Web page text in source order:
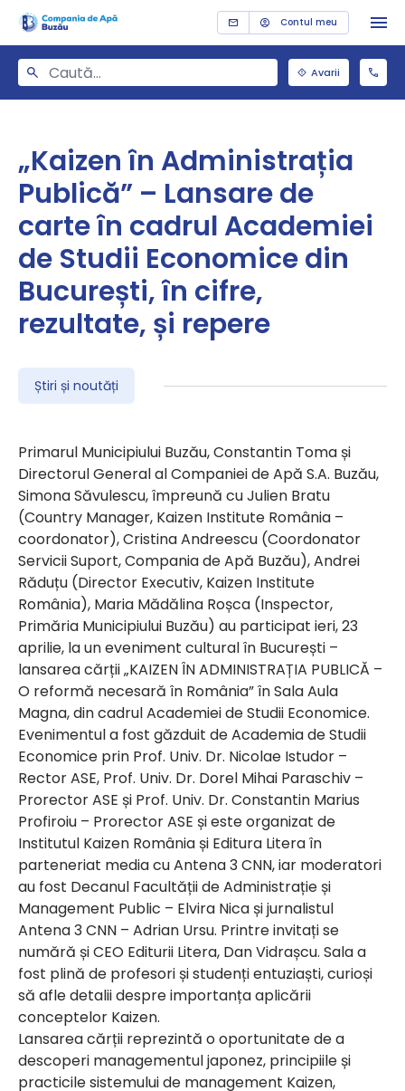
Contul meu
Avarii
„Kaizen în Administrația
Publică” – Lansare de
carte în cadrul Academiei
de Studii Economice din
București, în cifre,
rezultate, și repere
Știri și noutăți
Primarul Municipiului Buzău, Constantin Toma și
Directorul General al Companiei de Apă S.A. Buzău,
Simona Săvulescu, împreună cu Julien Bratu
(Country Manager, Kaizen Institute România –
coordonator), Cristina Andreescu (Coordonator
Servicii Suport, Compania de Apă Buzău), Andrei
Răduțu (Director Executiv, Kaizen Institute
România), Maria Mădălina Roșca (Inspector,
Primăria Municipiului Buzău) au participat ieri, 23
aprilie, la un eveniment cultural în București –
lansarea cărții „KAIZEN ÎN ADMINISTRAȚIA PUBLICĂ –
O reformă necesară în România” în Sala Aula
Magna, din cadrul Academiei de Studii Economice.
Evenimentul a fost găzduit de Academia de Studii
Economice prin Prof. Univ. Dr. Nicolae Istudor –
Rector ASE, Prof. Univ. Dr. Dorel Mihai Paraschiv –
Prorector ASE și Prof. Univ. Dr. Constantin Marius
Profiroiu – Prorector ASE și este organizat de
Institutul Kaizen România și Editura Litera în
parteneriat media cu Antena 3 CNN, iar moderatori
au fost Decanul Facultății de Administrație și
Management Public – Elvira Nica și jurnalistul
Antena 3 CNN – Adrian Ursu. Printre invitați se
numără și CEO Editurii Litera, Dan Vidrașcu. Sala a
fost plină de profesori și studenți entuziaști, curioși
să afle detalii despre importanța aplicării
conceptelor Kaizen.
Lansarea cărții reprezintă o oportunitate de a
descoperi managementul japonez, principiile și
practicile sistemului de management Kaizen,